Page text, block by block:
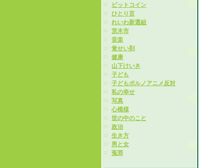
ビットコイン
ひとり言
れいわ新選組
茨木市
音楽
覚せい剤
健康
山下けいき
子ども
子どもポルノアニメ反対
私の幸せ
写真
心模様
世の中のこと
政治
生き方
男と女
冤罪